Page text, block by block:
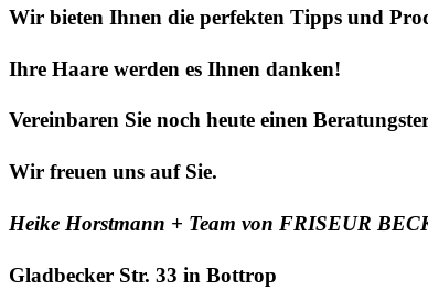
Wir bieten Ihnen die perfekten Tipps und
Ihre Haare werden es Ihnen danken!
Vereinbaren Sie noch heute einen
Wir freuen uns auf Sie.
Heike Horstmann + Team von FRISEUR
Gladbecker Str. 33 in Bottrop